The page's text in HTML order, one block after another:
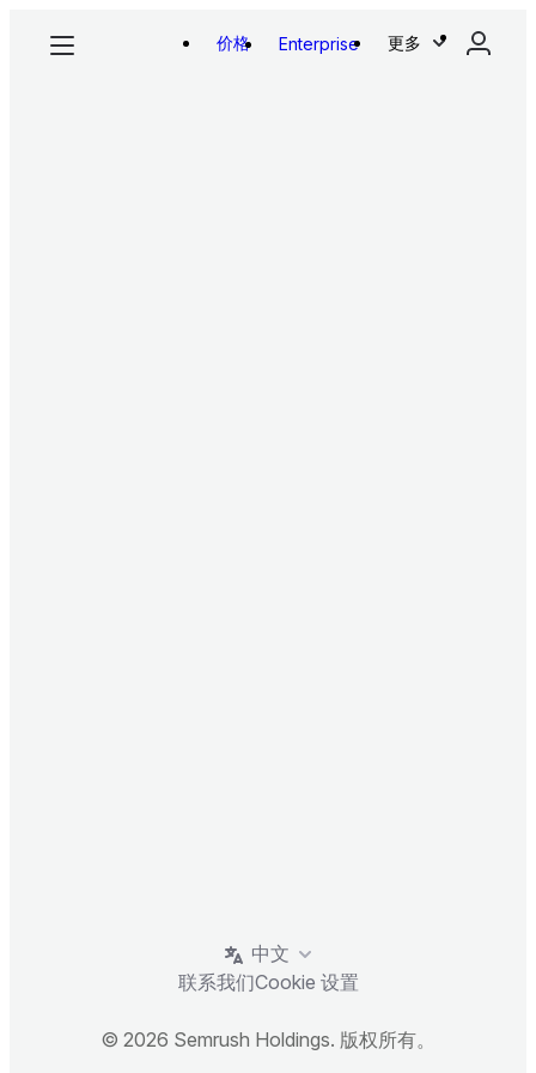
价格 Enterprise 更多
中文
联系我们Cookie 设置
© 2026 Semrush Holdings. 版权所有。